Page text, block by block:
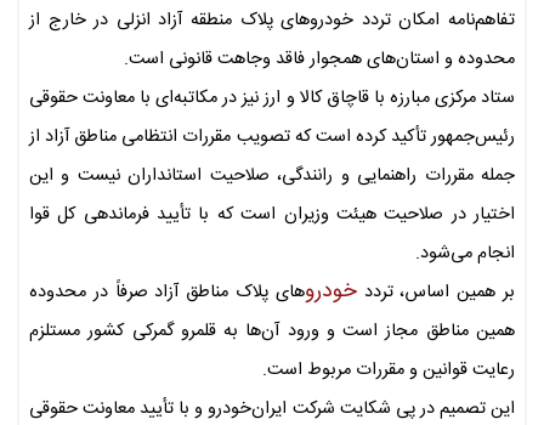
تفاهم‌نامه امکان تردد خودروهای پلاک منطقه آزاد انزلی در خارج از
محدوده و استان‌های همجوار فاقد وجاهت قانونی است.
ستاد مرکزی مبارزه با قاچاق کالا و ارز نیز در مکاتبه‌ای با معاونت حقوقی
رئیس‌جمهور تأکید کرده است که تصویب مقررات انتظامی مناطق آزاد از
جمله مقررات راهنمایی و رانندگی، صلاحیت استانداران نیست و این
اختیار در صلاحیت هیئت وزیران است که با تأیید فرماندهی کل قوا
انجام می‌شود.
بر همین اساس، ترددخودروهای پلاک مناطق آزاد صرفاً در محدوده
همین مناطق مجاز است و ورود آن‌ها به قلمرو گمرکی کشور مستلزم
رعایت قوانین و مقررات مربوط است.
این تصمیم در پی شکایت شرکت ایران‌خودرو و با تأیید معاونت حقوقی